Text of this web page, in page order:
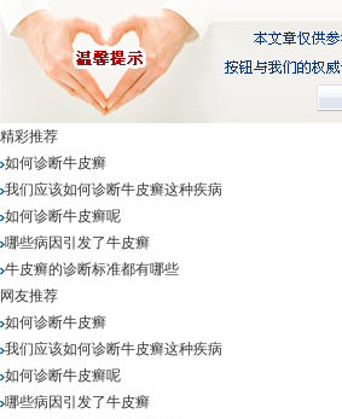
精彩推荐
如何诊断牛皮癣
我们应该如何诊断牛皮癣这种疾病
如何诊断牛皮癣呢
哪些病因引发了牛皮癣
牛皮癣的诊断标准都有哪些
网友推荐
如何诊断牛皮癣
我们应该如何诊断牛皮癣这种疾病
如何诊断牛皮癣呢
哪些病因引发了牛皮癣